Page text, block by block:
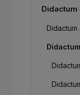
Didactum
Didactum